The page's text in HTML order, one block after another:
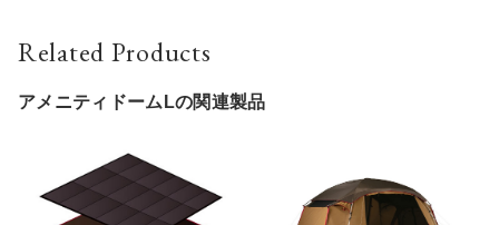
Related Products
アメニティドームLの関連製品